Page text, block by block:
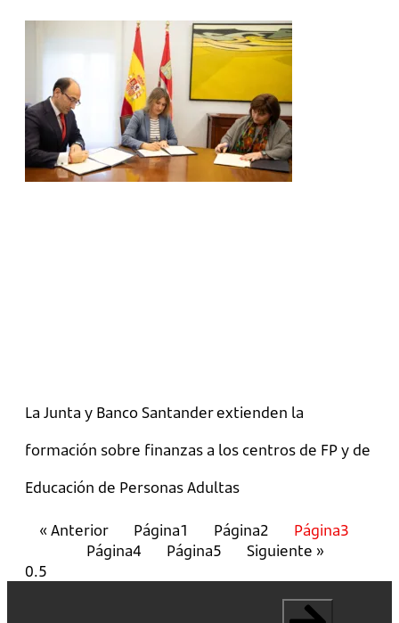
La Junta y Banco Santander extienden la
formación sobre finanzas a los centros de FP y de
Educación de Personas Adultas
« Anterior Página1 Página2 Página3
Página4 Página5 Siguiente »